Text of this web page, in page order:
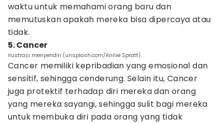
waktu untuk memahami orang baru dan
memutuskan apakah mereka bisa dipercaya atau
tidak.
5. Cancer
ilustrasi menyendiri (unsplash.com/Annie Spratt)
Cancer memiliki kepribadian yang emosional dan
sensitif, sehingga cenderung. Selain itu, Cancer
juga protektif terhadap diri mereka dan orang
yang mereka sayangi, sehingga sulit bagi mereka
untuk membuka diri pada orang yang tidak